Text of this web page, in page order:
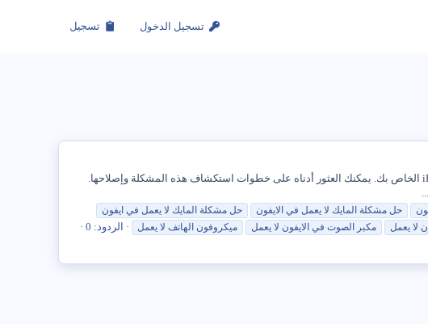
تسجيل الدخول تسجيل
إذا لم يتمكن الأشخاص من سماعك أثناء مكالمة WhatsApp ، فقد تكون المشكلة بسبب عدم عمل الميكروفون على جهاز iPhone الخاص بك. يمكنك العثور أدناه على خطوات استكشاف هذه المشكلة وإصلاحها.
حل مشكلة المايك لا يعمل في الايفون حل مشكلة المايك لا يعمل في ايفون
لا يعمل مكبر الصوت في الايفون لا يعمل ميكروفون الهاتف لا يعمل
الردود: 0